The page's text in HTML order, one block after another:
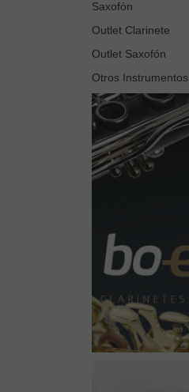
Saxofón
Outlet Clarinete
Outlet Saxofón
Otros Instrumentos